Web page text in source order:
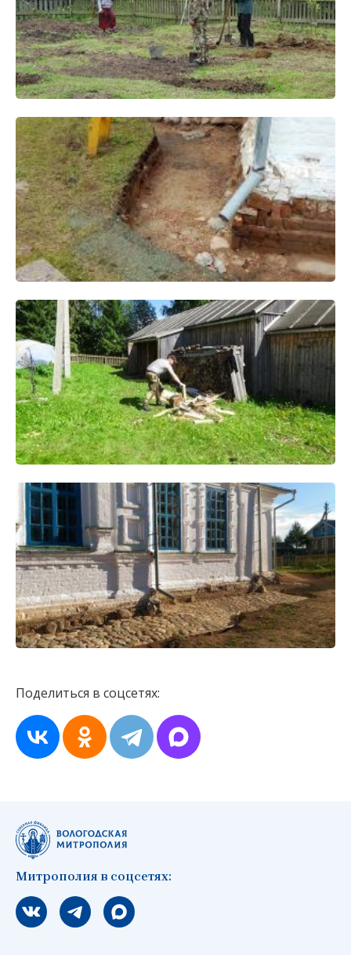
Поделиться в соцсетях:
Митрополия в соцсетях:
Мы вконтакте
Мы в telegram
Мы в Макс